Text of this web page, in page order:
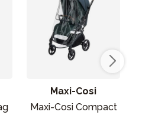
Maxi-Cosi
Maxi-Cosi Compact